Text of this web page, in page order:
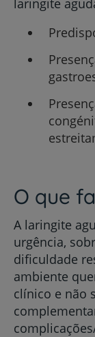
O que
A laringite
urgência,
dificuldade
ambiente
clínico e não